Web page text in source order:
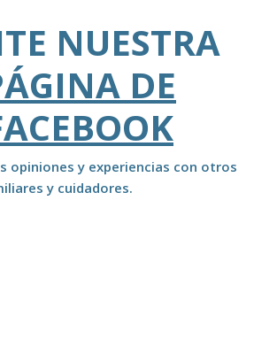
NUESTRA
DE
opiniones y experiencias con otros
y cuidadores.